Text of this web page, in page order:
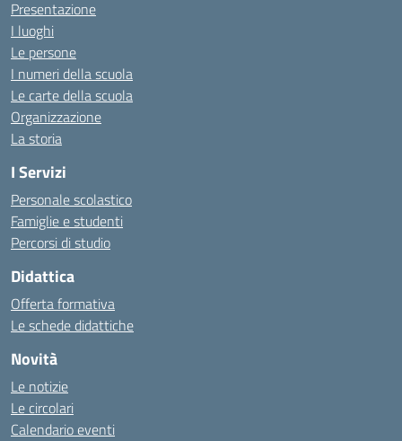
Presentazione
I luoghi
Le persone
I numeri della scuola
Le carte della scuola
Organizzazione
La storia
I Servizi
Personale scolastico
Famiglie e studenti
Percorsi di studio
Didattica
Offerta formativa
Le schede didattiche
Novità
Le notizie
Le circolari
Calendario eventi